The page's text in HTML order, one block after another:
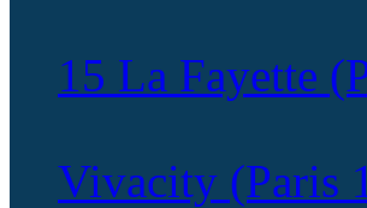
15 La Fayette
Vivacity (Paris